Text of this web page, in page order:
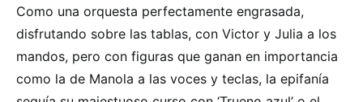
Como una orquesta perfectamente engrasada,
disfrutando sobre las tablas, con Victor y Julia a los
mandos, pero con figuras que ganan en importancia
como la de Manola a las voces y teclas, la epifanía